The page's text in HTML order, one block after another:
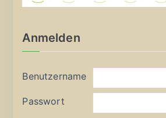
Anmelden
Benutzername
Passwort